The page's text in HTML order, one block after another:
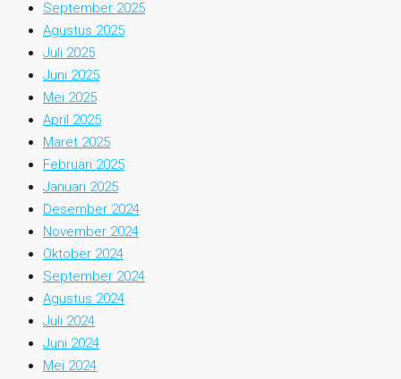
September 2025
Agustus 2025
Juli 2025
Juni 2025
Mei 2025
April 2025
Maret 2025
Februari 2025
Januari 2025
Desember 2024
November 2024
Oktober 2024
September 2024
Agustus 2024
Juli 2024
Juni 2024
Mei 2024